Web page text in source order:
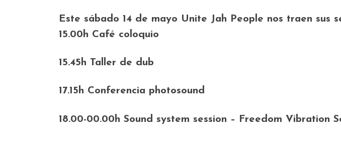
Este sábado 14 de mayo Unite Jah People nos traen sus
15.00h Café coloquio
15.45h Taller de dub
17.15h Conferencia photosound
18.00-00.00h Sound system session – Freedom